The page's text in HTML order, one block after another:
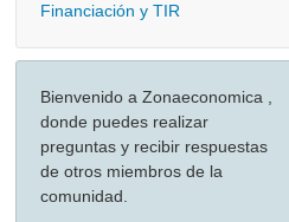
Financiación y TIR
Bienvenido a Zonaeconomica ,
donde puedes realizar
preguntas y recibir respuestas
de otros miembros de la
comunidad.